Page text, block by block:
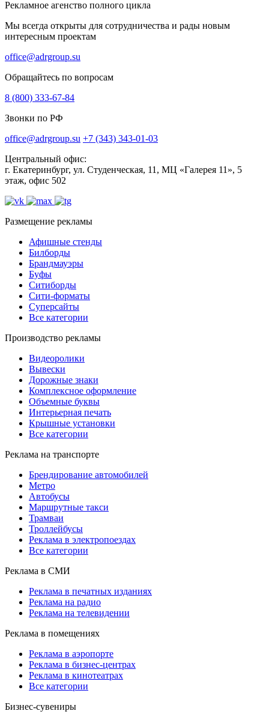
Рекламное агенство полного цикла
Мы всегда открыты для сотрудничества и рады новым
интересным проектам
office@adrgroup.su
Обращайтесь по вопросам
8 (800) 333-67-84
Звонки по РФ
office@adrgroup.su +7 (343) 343-01-03
Центральный офис:
г. Екатеринбург, ул. Студенческая, 11, МЦ «Галерея 11», 5
этаж, офис 502
Размещение рекламы
Афишные стенды
Билборды
Брандмауэры
Буфы
Ситиборды
Сити-форматы
Суперсайты
Все категории
Производство рекламы
Видеоролики
Вывески
Дорожные знаки
Комплексное оформление
Объемные буквы
Интерьерная печать
Крышные установки
Все категории
Реклама на транспорте
Брендирование автомобилей
Метро
Автобусы
Маршрутные такси
Трамваи
Троллейбусы
Реклама в электропоездах
Все категории
Реклама в СМИ
Реклама в печатных изданиях
Реклама на радио
Реклама на телевидении
Реклама в помещениях
Реклама в аэропорте
Реклама в бизнес-центрах
Реклама в кинотеатрах
Все категории
Бизнес-сувениры